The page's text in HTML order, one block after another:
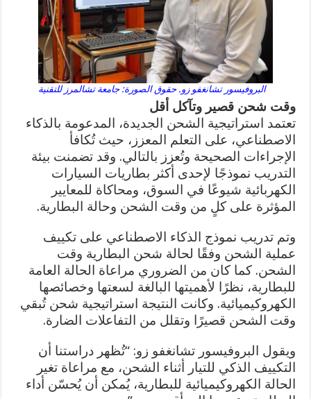
البروفيسور تشانغفو زو. حقوق الصورة: جامعة تشالمرز للتقنية
وقت شحن قصير وتآكل أقل
تعتمد استراتيجية الشحن الجديدة، المدعومة بالذكاء
الاصطناعي، على التعلم المعزز، حيث تُكافأ
الإجراءات الصحيحة وتُعزز بالتالي. وقد تضمنت بيئة
التدريب نموذجًا لإحدى أكثر بطاريات السيارات
الكهربائية شيوعًا في السوق، ومحاكاة للمعايير
المؤثرة على كلٍ من وقت الشحن وحالة البطارية.
وتم تدريب نموذج الذكاء الاصطناعي على تكييف
عملية الشحن وفقًا لحالة شحن البطارية وقت
الشحن. كما كان من الضروري مراعاة الحالة العامة
للبطارية، نظرًا لأهميتها البالغة لسعتها وخصائصها
الكهروكيميائية. وكانت النتيجة استراتيجية شحن تُبقي
وقت الشحن قصيرًا وتقلل من التفاعلات الضارة.
ويقول البروفيسور تشانغفو زو: “تُظهر دراستنا أن
التكييف الذكي للتيار أثناء الشحن، مع مراعاة تغير
الحالة الكهروكيميائية للبطارية، يُمكن أن يُحسّن أداء